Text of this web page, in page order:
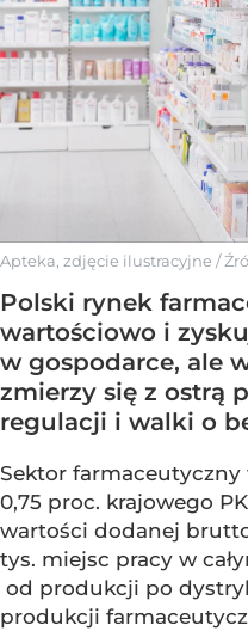
Apteka, zdjęcie ilustracyjne /
Polski rynek
wartościowo i
w gospodarce, ale
zmierzy się z ostrą
regulacji i walki o
Sektor farmaceutyczny
0,75 proc. krajowego
wartości dodanej
tys. miejsc pracy w
od produkcji po
produkcji